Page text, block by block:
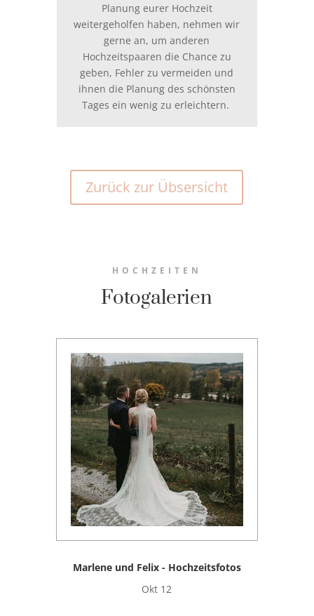
Planung eurer Hochzeit
weitergeholfen haben, nehmen wir
gerne an, um anderen
Hochzeitspaaren die Chance zu
geben, Fehler zu vermeiden und
ihnen die Planung des schönsten
Tages ein wenig zu erleichtern.
Zurück zur Übsersicht
HOCHZEITEN
Fotogalerien
Marlene und Felix - Hochzeitsfotos
Okt 12